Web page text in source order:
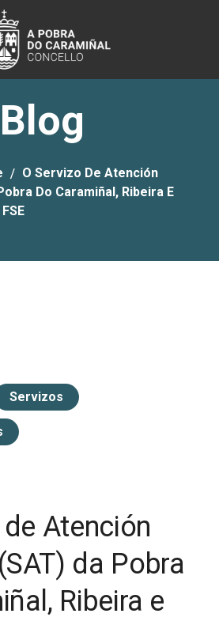
Blog
O Servizo De Atención
Do Caramiñal, Ribeira E
Servizos
Atención
da Pobra
Ribeira e